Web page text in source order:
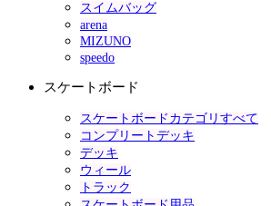
スイムバッグ
arena
MIZUNO
speedo
スケートボード
スケートボードカテゴリすべて
コンプリートデッキ
デッキ
ウィール
トラック